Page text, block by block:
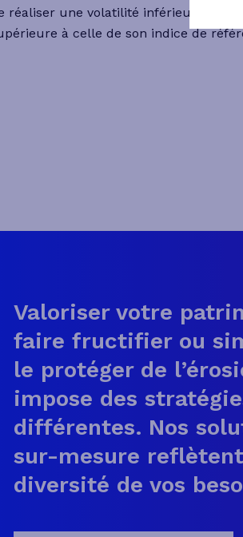
réaliser une volatilité inférieure et
à celle de son indice de
Valoriser votre
faire fructifier ou
le protéger de
impose des
différentes. Nos
sur-mesure
diversité de vos